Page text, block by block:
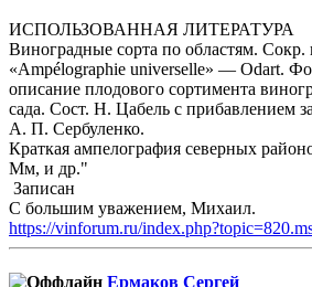
ИСПОЛЬЗОВАННАЯ ЛИТЕРАТУРА
Виноградные сорта по областям. Сокр.
«Ampélographie universelle» — Odart.
описание плодового сортимента
сада. Сост. Н. Цабель с прибавлением
А. П. Сербуленко.
Краткая ампелография северных
Мм, и др."
Записан
С большим уважением, Михаил.
https://vinforum.ru/
Ермаков Сергей